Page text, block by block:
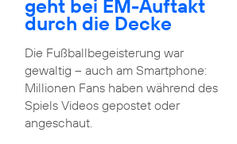
geht bei EM-Auftakt
durch die Decke
Die Fußballbegeisterung war
gewaltig – auch am Smartphone:
Millionen Fans haben während des
Spiels Videos gepostet oder
angeschaut.